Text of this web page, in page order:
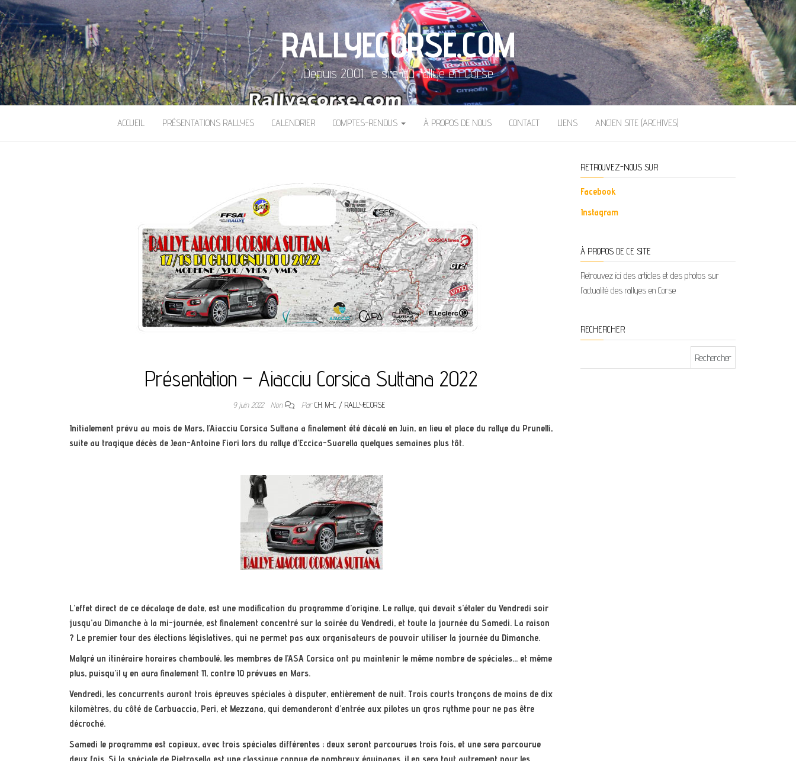
RALLYECORSE.COM
Depuis 2001, le site du rallye en Corse
ACCUEIL PRÉSENTATIONS RALLYES CALENDRIER COMPTES-RENDUS À PROPOS DE NOUS CONTACT LIENS ANCIEN SITE (ARCHIVES)
Présentation – Aiacciu Corsica Suttana 2022
9 juin 2022 Non ParCH. M-C / RALLYECORSE
Initialement prévu au mois de Mars, l’Aiacciu Corsica Suttana a finalement été décalé en Juin, en lieu et place du rallye du Prunelli,
suite au tragique décès de Jean-Antoine Fiori lors du rallye d’Eccica-Suarella quelques semaines plus tôt.
L’effet direct de ce décalage de date, est une modification du programme d’origine. Le rallye, qui devait s’étaler du Vendredi soir
jusqu’au Dimanche à la mi-journée, est finalement concentré sur la soirée du Vendredi, et toute la journée du Samedi. La raison
? Le premier tour des élections législatives, qui ne permet pas aux organisateurs de pouvoir utiliser la journée du Dimanche.
Malgré un itinéraire horaires chamboulé, les membres de l’ASA Corsica ont pu maintenir le même nombre de spéciales… et même
plus, puisqu’il y en aura finalement 11, contre 10 prévues en Mars.
Vendredi, les concurrents auront trois épreuves spéciales à disputer, entièrement de nuit. Trois courts tronçons de moins de dix
kilomètres, du côté de Carbuaccia, Peri, et Mezzana, qui demanderont d’entrée aux pilotes un gros rythme pour ne pas être
décroché.
Samedi le programme est copieux, avec trois spéciales différentes ; deux seront parcourues trois fois, et une sera parcourue
RETROUVEZ-NOUS SUR
Facebook
Instagram
À PROPOS DE CE SITE
Retrouvez ici des articles et des photos sur
l’actualité des rallyes en Corse
RECHERCHER